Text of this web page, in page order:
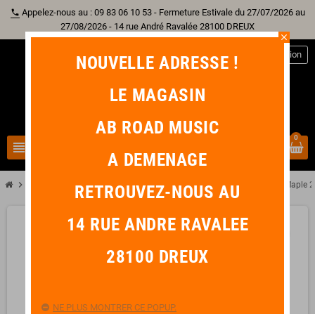
phone Appelez-nous au : 09 83 06 10 53 - Fermeture Estivale du 27/07/2026 au
27/08/2026 - 14 rue André Ravalée 28100 DREUX
view_headline
Connexion
0
chevron_right Batterie Acoustique chevron_rightFusion 22" chevron_right TAMA Starclassic Maple
close
NOUVELLE ADRESSE !
LE MAGASIN
AB ROAD MUSIC
A DEMENAGE
RETROUVEZ-NOUS AU
14 RUE ANDRE RAVALEE
28100 DREUX
NE PLUS MONTRER CE POPUP.